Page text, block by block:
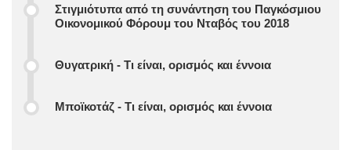
Στιγμιότυπα από τη συνάντηση του Παγκόσμιου
Οικονομικού Φόρουμ του Νταβός του 2018
Θυγατρική - Τι είναι, ορισμός και έννοια
Μποϊκοτάζ - Τι είναι, ορισμός και έννοια